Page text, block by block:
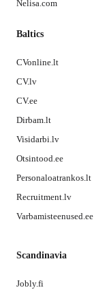
Nelisa.com
Baltics
CVonline.lt
CV.lv
CV.ee
Dirbam.lt
Visidarbi.lv
Otsintood.ee
Personaloatrankos.lt
Recruitment.lv
Varbamisteenused.ee
Scandinavia
Jobly.fi